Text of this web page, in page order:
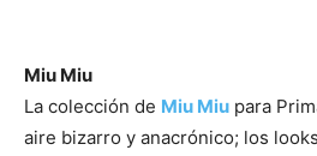
Miu Miu
La colección de Miu Miu para
aire bizarro y anacrónico; los